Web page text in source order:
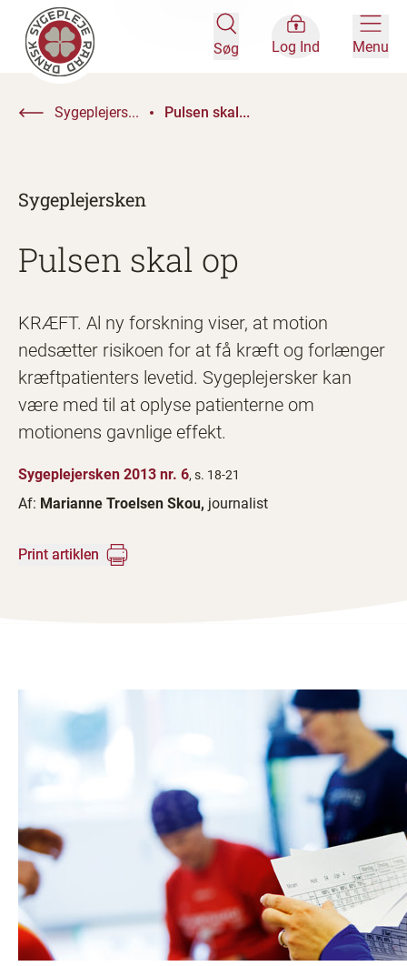
Søg Log Ind Menu
Sygeplejers... Pulsen skal...
Sygeplejersken
Pulsen skal op
KRÆFT. Al ny forskning viser, at motion
nedsætter risikoen for at få kræft og forlænger
kræftpatienters levetid. Sygeplejersker kan
være med til at oplyse patienterne om
motionens gavnlige effekt.
Sygeplejersken 2013 nr. 6, s. 18-21
Af: Marianne Troelsen Skou, journalist
Print artiklen